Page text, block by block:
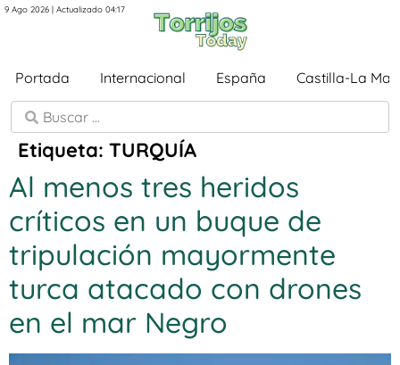
9 Ago 2026 | Actualizado 04:17
Portada Internacional España Castilla-La
Etiqueta: TURQUÍA
Al menos tres heridos
críticos en un buque de
tripulación mayormente
turca atacado con drones
en el mar Negro